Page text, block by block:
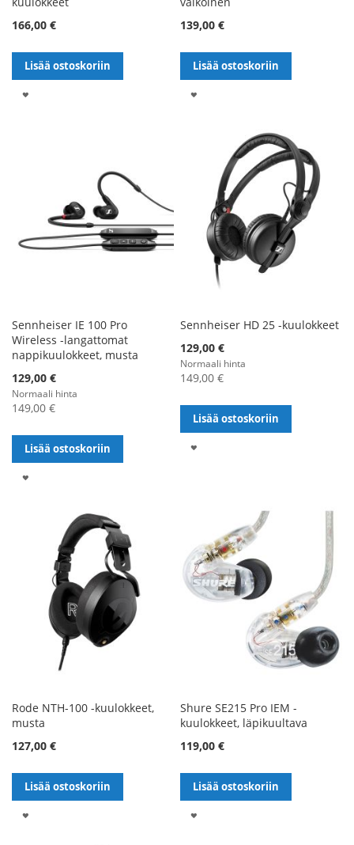
166,00 €
Lisää ostoskoriin
139,00 €
Lisää ostoskoriin
Sennheiser IE 100 Pro
Wireless -langattomat
nappikuulokkeet, musta
Alennushinta
129,00 €
Normaali hinta
149,00 €
Lisää ostoskoriin
Sennheiser HD 25 -kuulokkeet
Alennushinta
129,00 €
Normaali hinta
149,00 €
Lisää ostoskoriin
Rode NTH-100 -kuulokkeet,
musta
127,00 €
Lisää ostoskoriin
Shure SE215 Pro IEM -
kuulokkeet, läpikuultava
119,00 €
Lisää ostoskoriin